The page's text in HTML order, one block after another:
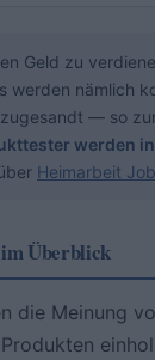
Geld zu
werden nämlich
— so
werden
Heimarbeit
Überblick
die Meinung